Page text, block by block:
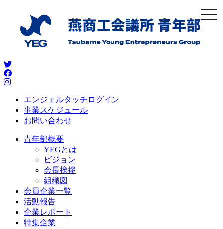
エンジェルタッチログイン
事業スケジュール
お問い合わせ
青年部概要
YEGとは
ビジョン
会長挨拶
組織図
会員企業一覧
活動報告
企業レポート
特集企業